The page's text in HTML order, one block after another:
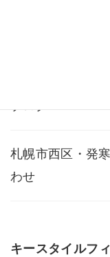
ブログ
札幌市西区・発
わせ
キースタイルフ